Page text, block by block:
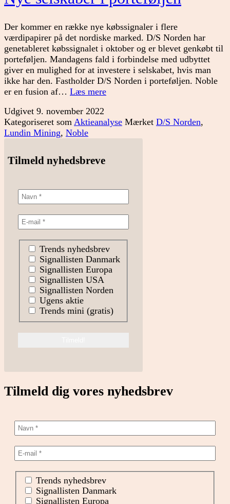
Der kommer en række nye købssignaler i flere
værdipapirer på det nordiske marked. D/S Norden har
genetableret købssignalet i oktober og er blevet genkøbt til
porteføljen. Mandagens fald i forbindelse med udbyttet
giver en mulighed for at investere i selskabet, hvis man
ikke har den. Fastholder D/S Norden i porteføljen. Noble
er en fusion af… Læs mereNye
porteføljen
Udgivet 9. november 2022
Kategoriseret som Aktieanalyse Mærket D/S Norden,
Lundin Mining, Noble
Tilmeld nyhedsbreve
Trends nyhedsbrev
Signallisten Danmark
Signallisten Europa
Signallisten USA
Signallisten Norden
Ugens aktie
Trends mini (gratis)
Tilmeld dig vores nyhedsbrev
Trends nyhedsbrev
Signallisten Danmark
Signallisten Europa